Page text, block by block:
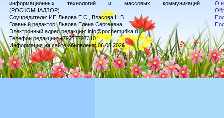
информационных технологий и массовых коммуникаций
(РОСКОМНАДЗОР).
Соучредители: ИП Львова Е.С., Власова Н.В.
Главный редактор: Львова Елена Сергеевна
Электронный адрес редакции: info@pochemu4ka.ru
Телефон редакции: +79277797310
Информация на сайте обновлена: 06.08.2026
О